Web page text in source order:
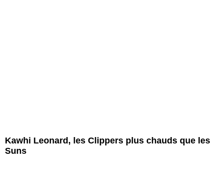
Kawhi Leonard, les Clippers plus chauds que les
Suns